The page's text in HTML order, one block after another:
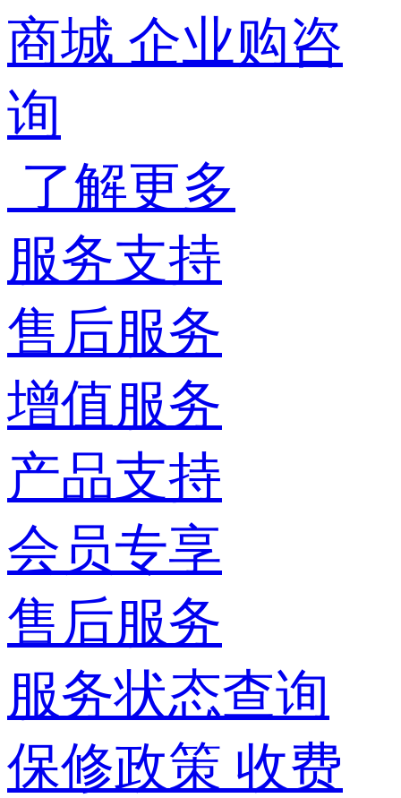
商城 企业购咨
询
了解更多
服务支持
售后服务
增值服务
产品支持
会员专享
售后服务
服务状态查询
保修政策 收费